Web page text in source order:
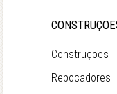
Construçoes
Rebocadores